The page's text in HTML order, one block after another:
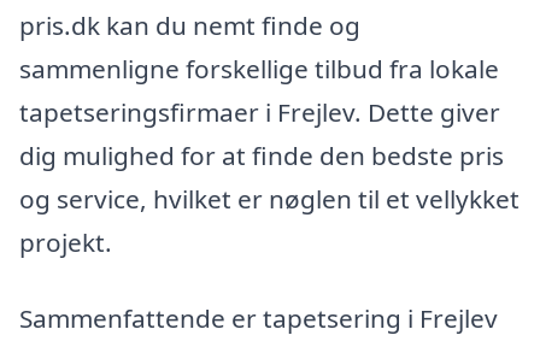
pris.dk kan du nemt finde og
sammenligne forskellige tilbud fra lokale
tapetseringsfirmaer i Frejlev. Dette giver
dig mulighed for at finde den bedste pris
og service, hvilket er nøglen til et vellykket
projekt.
Sammenfattende er tapetsering i Frejlev